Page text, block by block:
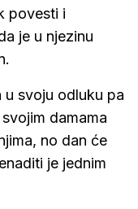
povesti i
je u njezinu
u svoju odluku pa
damama
no dan će
je jednim